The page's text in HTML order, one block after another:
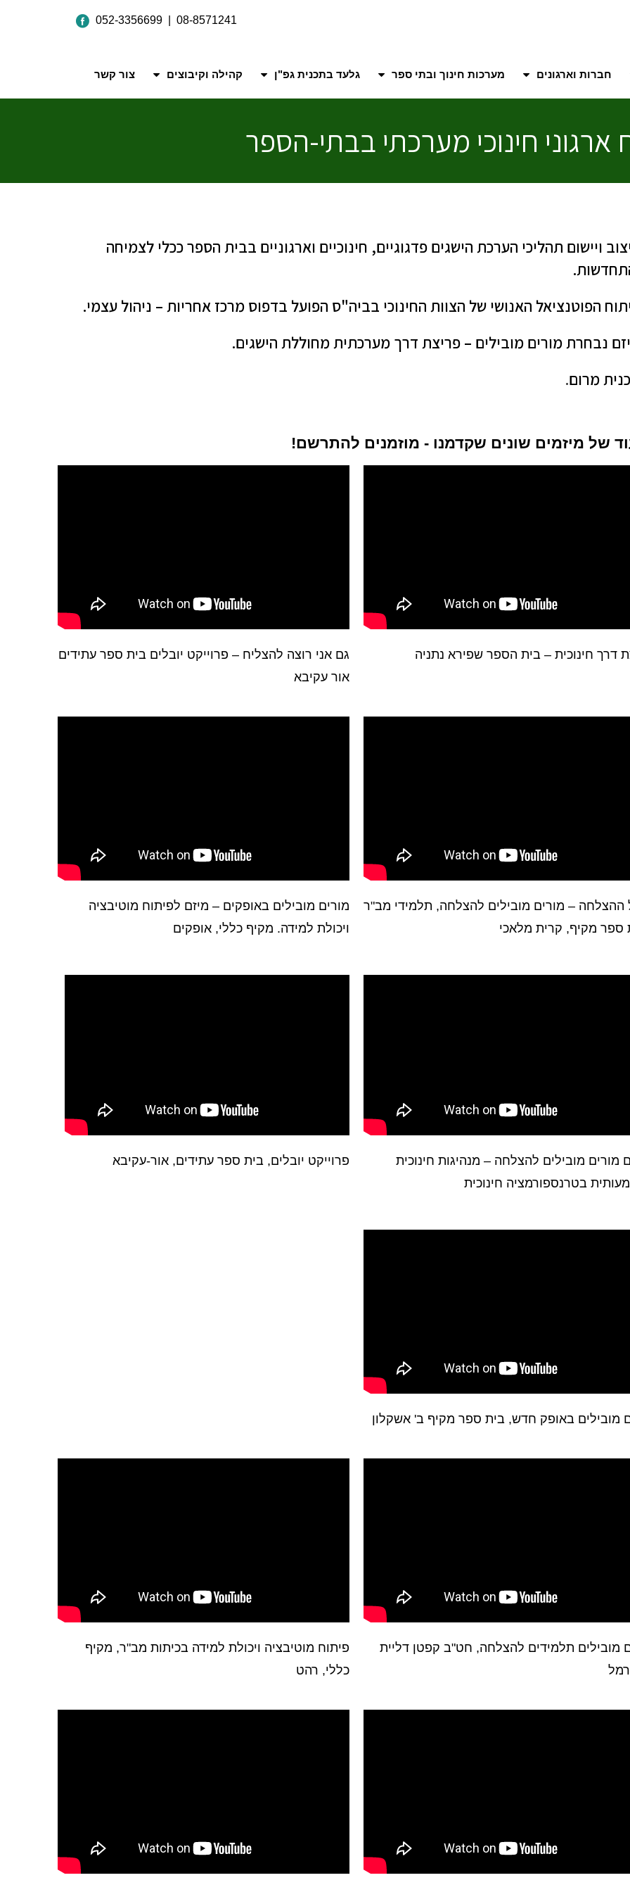
052-3356699 | 08-8571241
חברות וארגונים מערכות חינוך ובתי ספר גלעד בתכנית גפ"ן קהילה וקיבוצים צור קשר
ארגוני חינוכי מערכתי בבתי-הספר
ויישום תהליכי הערכת הישגים פדגוגיים, חינוכיים וארגוניים בבית הספר ככלי לצמיחה
הפוטנציאל האנושי של הצוות החינוכי בביה"ס הפועל בדפוס מרכז אחריות – ניהול עצמי.
נבחרת מורים מובילים – פריצת דרך מערכתית מחוללת הישגים.
מרום.
של מיזמים שונים שקדמנו - מוזמנים להתרשם!
דרך חינוכית – בית הספר שפירא נתניה
גם אני רוצה להצליח – פרוייקט יובלים בית ספר עתידים
אור עקיבא
ההצלחה – מורים מובילים להצלחה, תלמידי מב"ר
ספר מקיף, קרית מלאכי
מורים מובילים באופקים – מיזם לפיתוח מוטיבציה
ויכולת למידה. מקיף כללי, אופקים
מורים מובילים להצלחה – מנהיגות חינוכית
בטרנספורמציה חינוכית
פרוייקט יובלים, בית ספר עתידים, אור-עקיבא
מובילים באופק חדש, בית ספר מקיף ב' אשקלון
מובילים תלמידים להצלחה, חט"ב קפטן דליית
פיתוח מוטיבציה ויכולת למידה בכיתות מב"ר, מקיף
כללי, רהט